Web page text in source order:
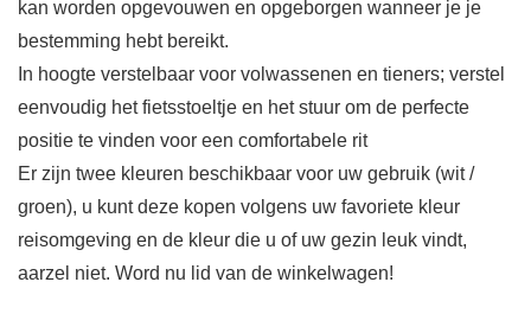
kan worden opgevouwen en opgeborgen wanneer je je
bestemming hebt bereikt.
In hoogte verstelbaar voor volwassenen en tieners; verstel
eenvoudig het fietsstoeltje en het stuur om de perfecte
positie te vinden voor een comfortabele rit
Er zijn twee kleuren beschikbaar voor uw gebruik (wit /
groen), u kunt deze kopen volgens uw favoriete kleur
reisomgeving en de kleur die u of uw gezin leuk vindt,
aarzel niet. Word nu lid van de winkelwagen!